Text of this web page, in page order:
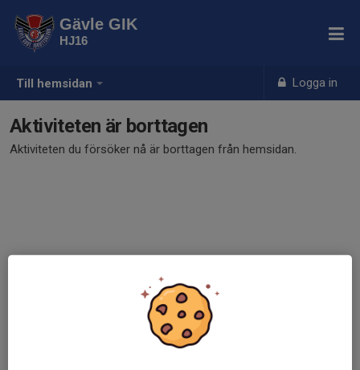
Till hemsidan Logga in
Gävle GIK
HJ16
Aktiviteten är borttagen
Aktiviteten du försöker nå är borttagen från hemsidan.